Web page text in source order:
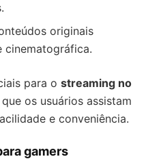
originais
cinematográfica.
para o streaming no
os usuários assistam
e conveniência.
gamers